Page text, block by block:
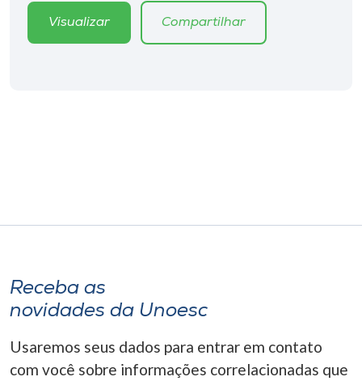
Editora
o idioma
A+
A-
Visualizar Compartilhar
Receba as
novidades da Unoesc
Usaremos seus dados para entrar em contato
com você sobre informações correlacionadas que